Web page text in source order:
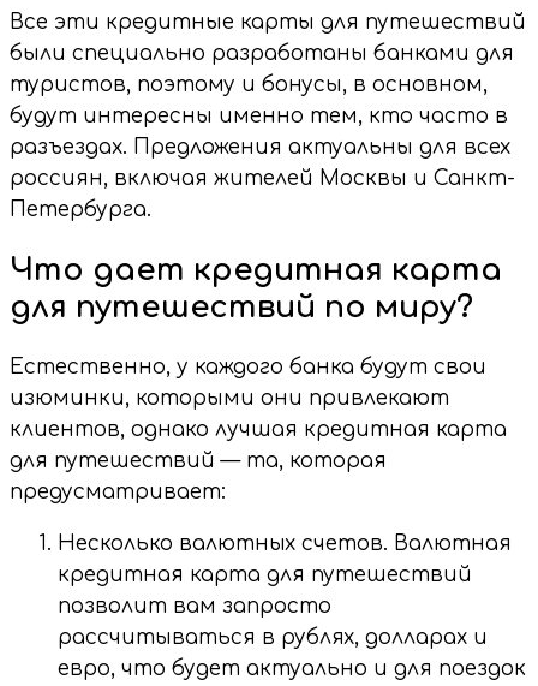
Все эти кредитные карты для путешествий
были специально разработаны банками для
туристов, поэтому и бонусы, в основном,
будут интересны именно тем, кто часто в
разъездах. Предложения актуальны для всех
россиян, включая жителей Москвы и Санкт-
Петербурга.
Что дает кредитная карта
для путешествий по миру?
Естественно, у каждого банка будут свои
изюминки, которыми они привлекают
клиентов, однако лучшая кредитная карта
для путешествий — та, которая
предусматривает:
Несколько валютных счетов. Валютная
кредитная карта для путешествий
позволит вам запросто
рассчитываться в рублях, долларах и
евро, что будет актуально и для поездок